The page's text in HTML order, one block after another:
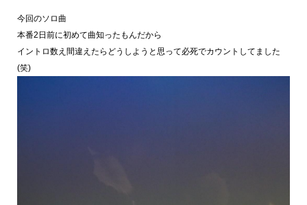
今回のソロ曲
本番2日前に初めて曲知ったもんだから
イントロ数え間違えたらどうしようと思って必死でカウントしてました
(笑)